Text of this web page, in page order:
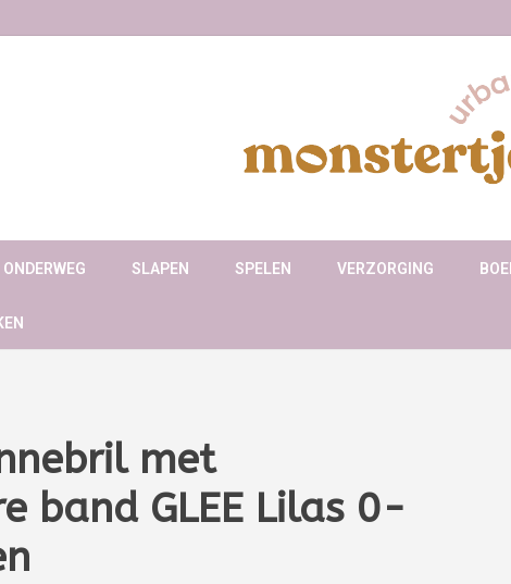
ONDERWEG SLAPEN SPELEN VERZORGING
met
band GLEE Lilas 0-